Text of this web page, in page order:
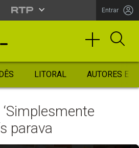
Entrar
LITORAL AUTORES
parava